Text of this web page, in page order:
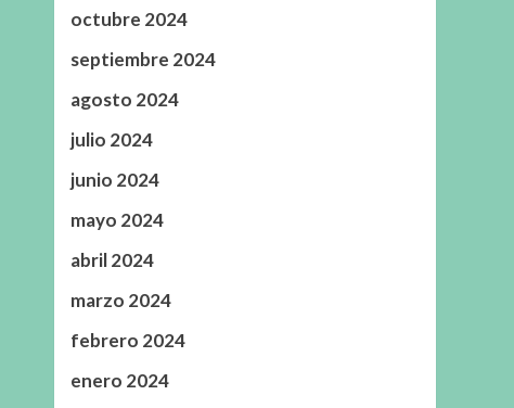
octubre 2024
septiembre 2024
agosto 2024
julio 2024
junio 2024
mayo 2024
abril 2024
marzo 2024
febrero 2024
enero 2024